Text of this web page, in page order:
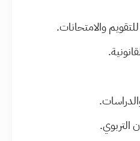
والامتحانات.
التربوي.